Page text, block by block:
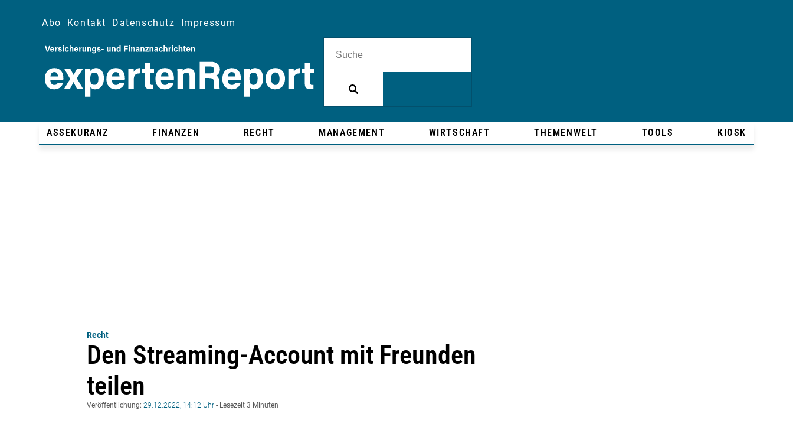
Abo Kontakt Datenschutz Impressum
ASSEKURANZ FINANZEN RECHT MANAGEMENT WIRTSCHAFT THEMENWELT TOOLS KIOSK
Recht
Den Streaming-Account mit Freunden
teilen
Veröffentlichung: 29.12.2022, 14:12 Uhr - Lesezeit 3 Minuten